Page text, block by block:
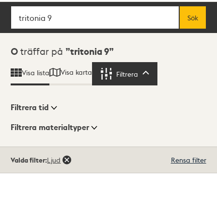
Sök
Sök
Sökresultat
0 träffar på tritonia 9
Visa lista Visa karta Filtrera
Visningsläge
Filtrera tid
Filtrera materialtyper
träffar
Valda filter:Ljud Rensa filter